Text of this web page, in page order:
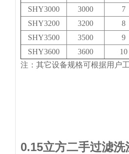
SHY3000
3000
7
SHY3200
3200
8
SHY3500
3500
9
SHY3600
3600
10
注：其它设备规格可根据用户
0.15立方二手过滤洗